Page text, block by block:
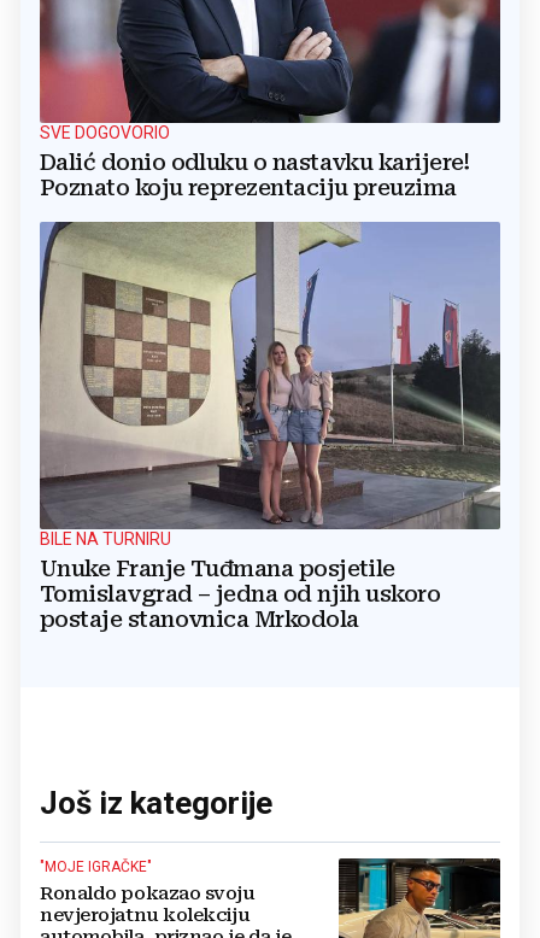
SVE DOGOVORIO
Dalić donio odluku o nastavku karijere!
Poznato koju reprezentaciju preuzima
BILE NA TURNIRU
Unuke Franje Tuđmana posjetile
Tomislavgrad – jedna od njih uskoro
postaje stanovnica Mrkodola
Još iz kategorije
"MOJE IGRAČKE"
Ronaldo pokazao svoju
nevjerojatnu kolekciju